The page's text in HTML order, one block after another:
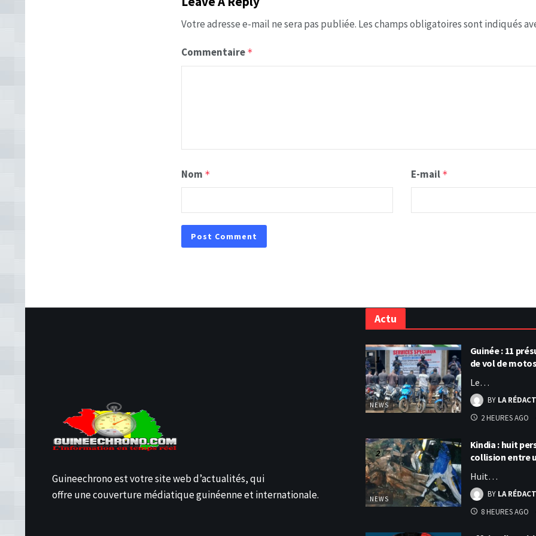
Votre adresse e-mail ne sera pas publiée. Les champs obligatoires sont indiqués
Commentaire *
Nom * E-mail *
Guineechrono est votre site web d’actualités, qui
offre une couverture médiatique guinéenne et internationale.
Actu
NEWS
Guinée : 11
de vol de
Le…
BY LA
2 HEURES AGO
NEWS
Kindia : huit
collision entre
Huit…
BY LA
8 HEURES AGO